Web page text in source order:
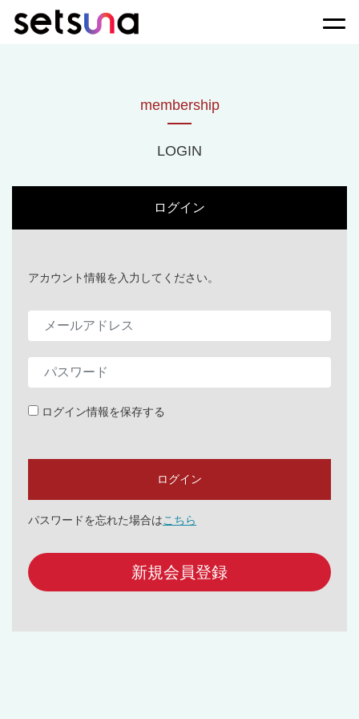
membership
LOGIN
ログイン
アカウント情報を入力してください。
ログイン情報を保存する
パスワードを忘れた場合はこちら
新規会員登録